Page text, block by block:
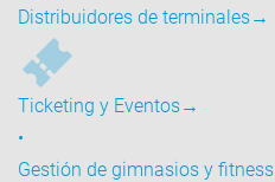
Distribuidores de terminales→
Ticketing y Eventos→
•
Gestión de gimnasios y fitness